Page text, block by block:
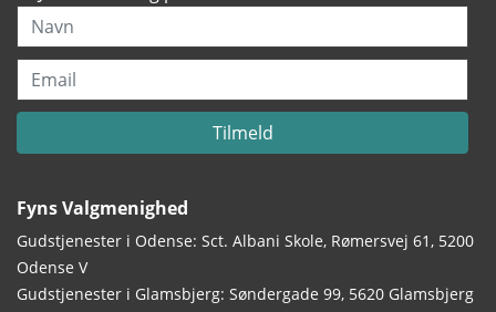
Fyns Valgmenighed
Gudstjenester i Odense: Sct. Albani Skole, Rømersvej 61, 5200
Odense V
Gudstjenester i Glamsbjerg: Søndergade 99, 5620 Glamsbjerg
Navn
Email
Tilmeld